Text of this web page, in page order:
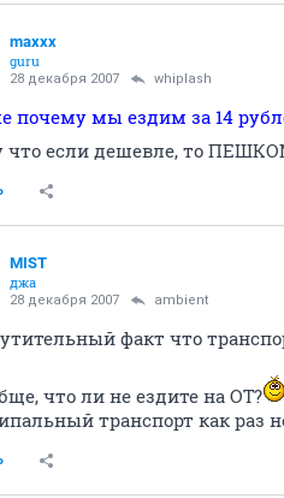
maxxx
guru
28 декабря 2007 whiplash
почему мы ездим за 14
что если дешевле, то
MIST
джа
28 декабря 2007 ambient
факт что
что ли не ездите на ОТ?
транспорт как раз